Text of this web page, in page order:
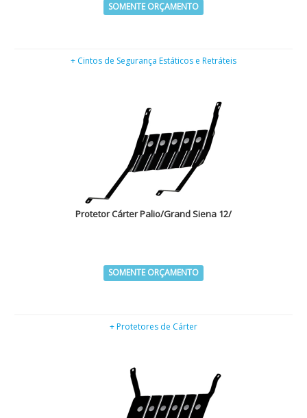
SOMENTE ORÇAMENTO
+ Cintos de Segurança Estáticos e Retráteis
Protetor Cárter Palio/Grand Siena 12/
SOMENTE ORÇAMENTO
+ Protetores de Cárter